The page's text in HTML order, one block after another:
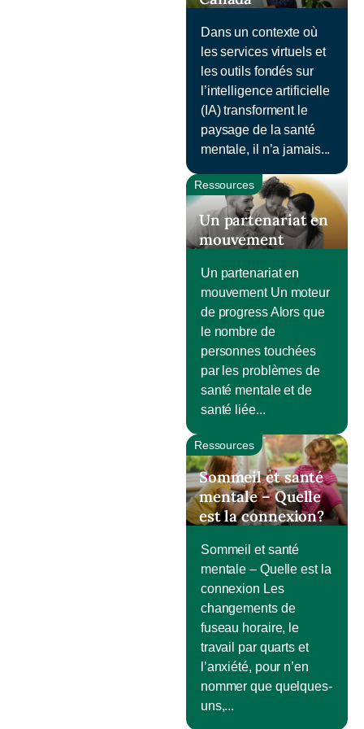
Dans un contexte où
les services virtuels et
les outils fondés sur
l’intelligence artificielle
(IA) transforment le
paysage de la santé
mentale, il n’a jamais...
Un partenariat en
mouvement
Ressources
Un partenariat en
mouvement Un moteur
de progress Alors que
le nombre de
personnes touchées
par les problèmes de
santé mentale et de
santé liée...
Sommeil et santé
mentale – Quelle
est la connexion?
Ressources
Sommeil et santé
mentale – Quelle est la
connexion Les
changements de
fuseau horaire, le
travail par quarts et
l’anxiété, pour n’en
nommer que quelques-
uns,...